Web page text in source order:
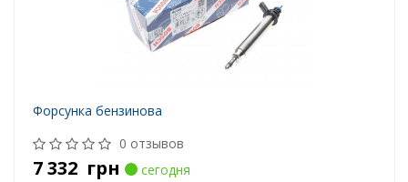
Форсунка бензинова
0 отзывов
7 332 грн
сегодня